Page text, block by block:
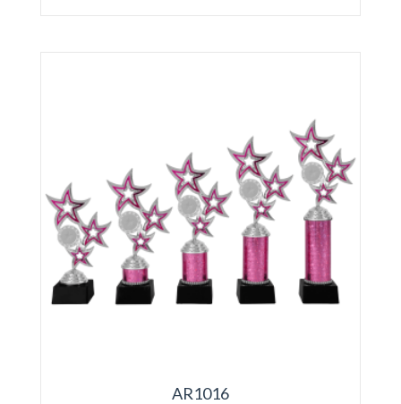
AR1016